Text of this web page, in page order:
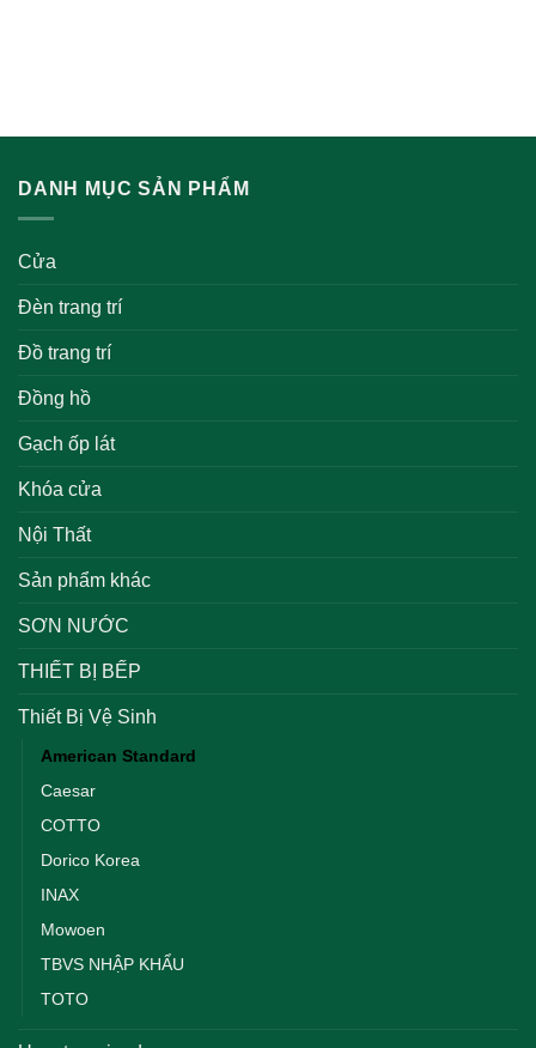
DANH MỤC SẢN PHẨM
Cửa
Đèn trang trí
Đồ trang trí
Đồng hồ
Gạch ốp lát
Khóa cửa
Nội Thất
Sản phẩm khác
SƠN NƯỚC
THIẾT BỊ BẾP
Thiết Bị Vệ Sinh
American Standard
Caesar
COTTO
Dorico Korea
INAX
Mowoen
TBVS NHẬP KHẨU
TOTO